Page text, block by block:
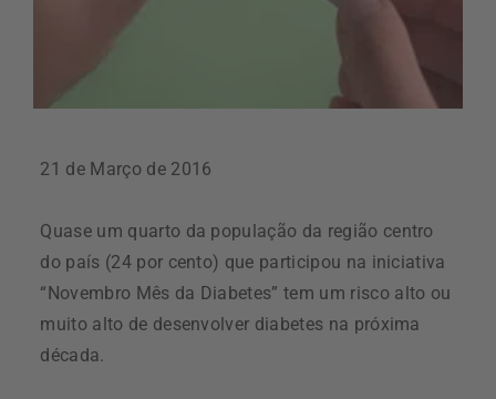
21 de Março de 2016
Quase um quarto da população da região centro
do país (24 por cento) que participou na iniciativa
“Novembro Mês da Diabetes” tem um risco alto ou
muito alto de desenvolver diabetes na próxima
década.